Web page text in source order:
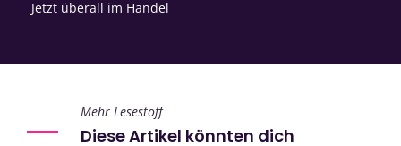
Jetzt überall im Handel
Mehr Lesestoff
Diese Artikel könnten dich